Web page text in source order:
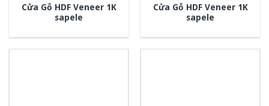
Cửa Gỗ HDF Veneer 1K
sapele
Cửa Gỗ HDF Veneer 1K
sapele